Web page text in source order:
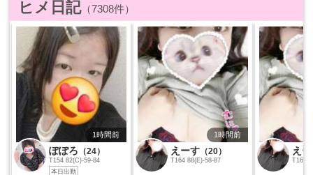
ヒメ日記（7308件）
1時間前
ぽぽろ （24）
T154 82(C)-59-84
本日出勤
1時間前
えーす （20）
T164 88(E)-58-87
え
T164